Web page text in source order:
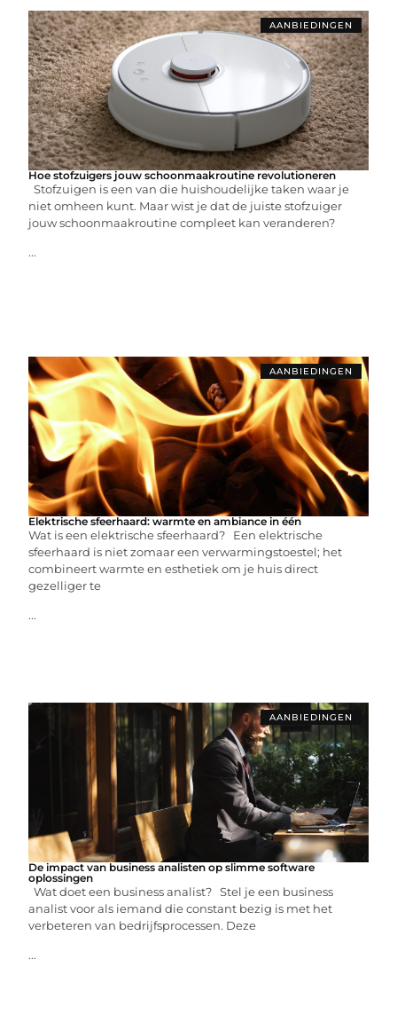
AANBIEDINGEN
Hoe stofzuigers jouw schoonmaakroutine revolutioneren
Stofzuigen is een van die huishoudelijke taken waar je
niet omheen kunt. Maar wist je dat de juiste stofzuiger
jouw schoonmaakroutine compleet kan veranderen?
...
AANBIEDINGEN
Elektrische sfeerhaard: warmte en ambiance in één
Wat is een elektrische sfeerhaard? Een elektrische
sfeerhaard is niet zomaar een verwarmingstoestel; het
combineert warmte en esthetiek om je huis direct
gezelliger te
...
AANBIEDINGEN
De impact van business analisten op slimme software
oplossingen
Wat doet een business analist? Stel je een business
analist voor als iemand die constant bezig is met het
verbeteren van bedrijfsprocessen. Deze
...